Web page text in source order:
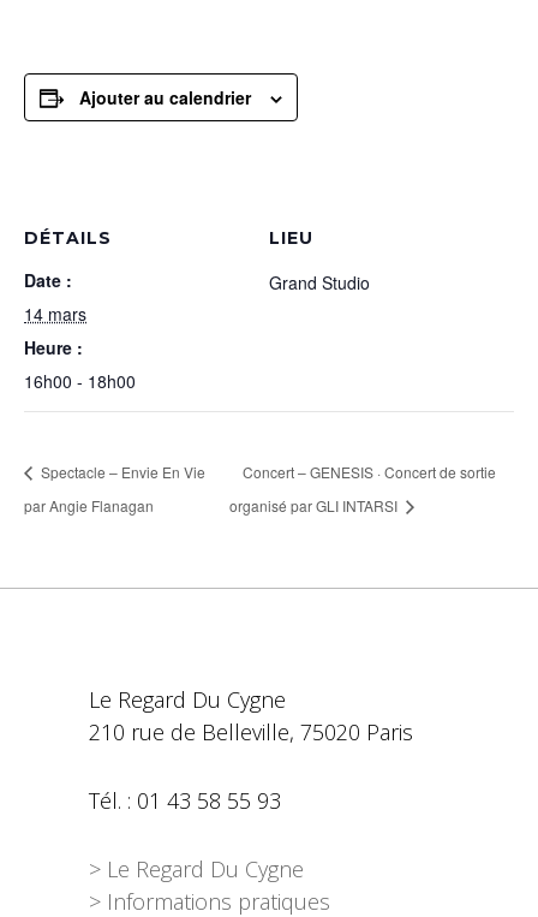
Ajouter au calendrier
DÉTAILS
Date :
14 mars
Heure :
16h00 - 18h00
LIEU
Grand Studio
Spectacle – Envie En Vie
par Angie Flanagan
Concert – GENESIS · Concert de sortie
organisé par GLI INTARSI
Le Regard Du Cygne
210 rue de Belleville, 75020 Paris
Tél. : 01 43 58 55 93
> Le Regard Du Cygne
> Informations pratiques